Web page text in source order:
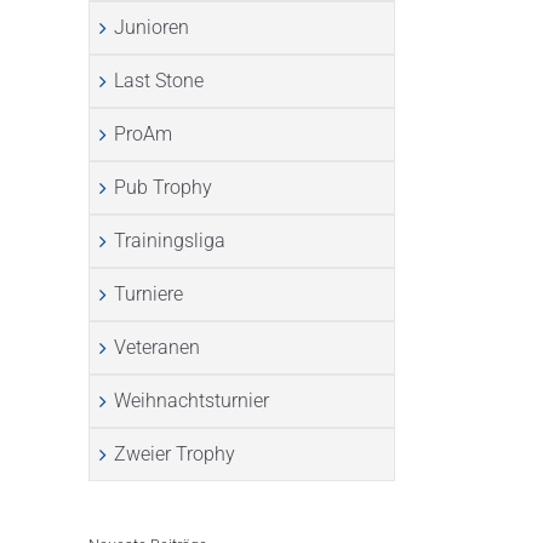
Junioren
Last Stone
ProAm
Pub Trophy
Trainingsliga
Turniere
Veteranen
Weihnachtsturnier
Zweier Trophy